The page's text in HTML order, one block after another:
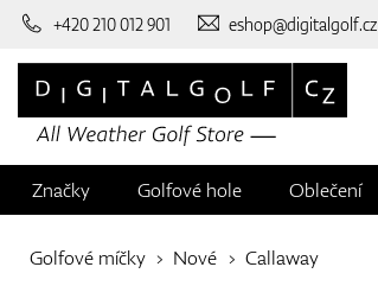
+420 210 012 901 eshop@digitalgolf.cz
Značky Golfové hole Oblečení
Golfové míčky Nové Callaway